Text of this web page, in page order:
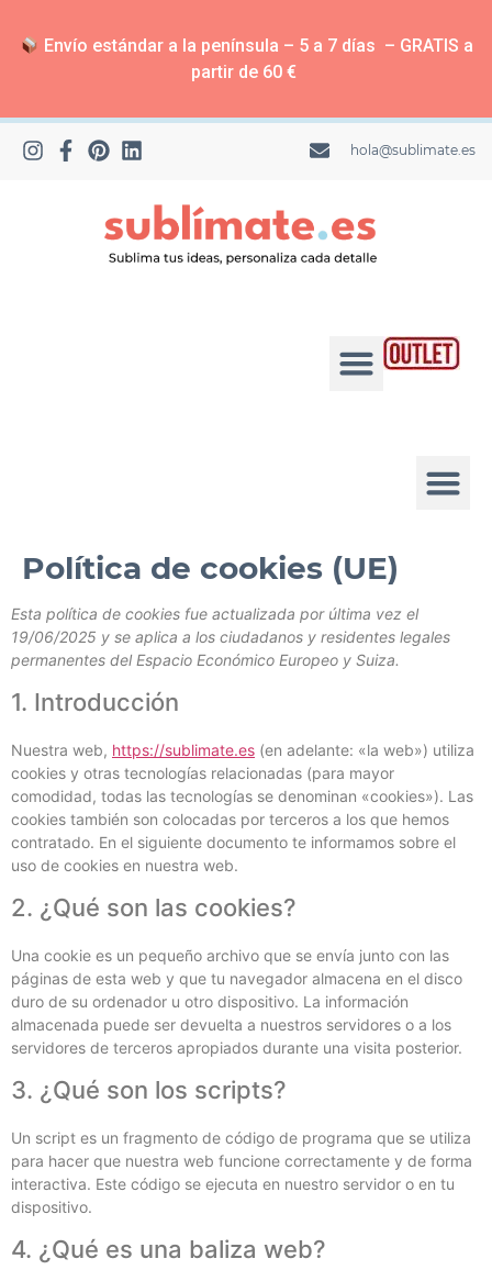
Envío estándar a la península – 5 a 7 días – GRATIS a
partir de 60 €
hola@sublimate.es
Política de cookies (UE)
Esta política de cookies fue actualizada por última vez el
19/06/2025 y se aplica a los ciudadanos y residentes legales
permanentes del Espacio Económico Europeo y Suiza.
1. Introducción
Nuestra web, https://sublimate.es (en adelante: «la web») utiliza
cookies y otras tecnologías relacionadas (para mayor
comodidad, todas las tecnologías se denominan «cookies»). Las
cookies también son colocadas por terceros a los que hemos
contratado. En el siguiente documento te informamos sobre el
uso de cookies en nuestra web.
2. ¿Qué son las cookies?
Una cookie es un pequeño archivo que se envía junto con las
páginas de esta web y que tu navegador almacena en el disco
duro de su ordenador u otro dispositivo. La información
almacenada puede ser devuelta a nuestros servidores o a los
servidores de terceros apropiados durante una visita posterior.
3. ¿Qué son los scripts?
Un script es un fragmento de código de programa que se utiliza
para hacer que nuestra web funcione correctamente y de forma
interactiva. Este código se ejecuta en nuestro servidor o en tu
dispositivo.
4. ¿Qué es una baliza web?